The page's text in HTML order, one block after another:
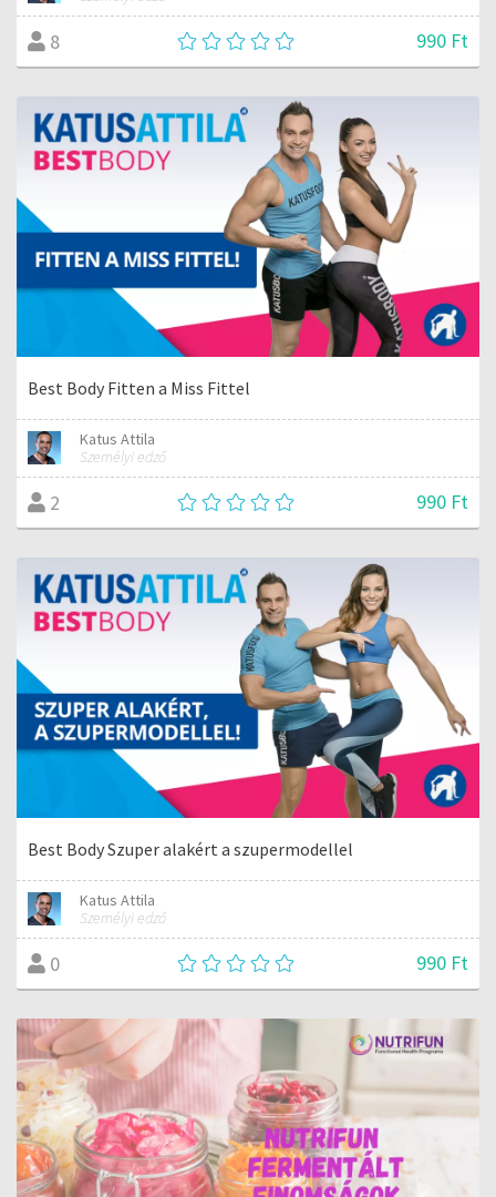
8 990 Ft
Best Body Fitten a Miss Fittel
Katus Attila
Személyi edző
2 990 Ft
Best Body Szuper alakért a szupermodellel
Katus Attila
Személyi edző
0 990 Ft